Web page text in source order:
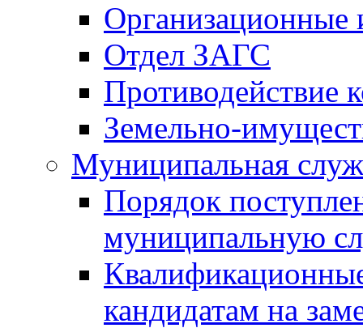
Отдел ЗАГС
Противодействие
Земельно-
Муниципальная
Порядок
муниципальную
кандидатам на